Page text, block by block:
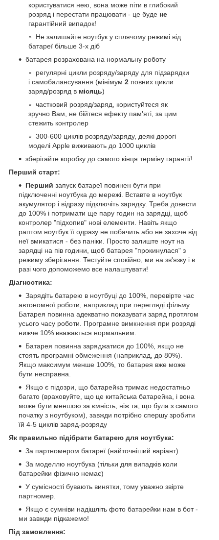
користуватися нею, вона може піти в глибокий
розряд і перестати працювати - це буде не
гарантійний випадок!
Не залишайте ноутбук у сплячому режимі від
батареї більше 3-х діб
батарея розрахована на нормальну роботу
регулярні цикли розряду/заряду для підзарядки
і самобалансування (мінімум 2 повних цикли
заряд/розряд в місяць)
частковий розряд/заряд, користуйтеся як
зручно Вам, не бійтеся ефекту пам'яті, за цим
стежить контролер
300-600 циклів розряду/заряду, деякі дорогі
моделі Apple виживають до 1000 циклів
зберігайте коробку до самого кінця терміну гарантії!
Перший старт:
Перший запуск батареї повинен бути при
підключенні ноутбука до мережі. Вставте в ноутбук
акумулятор і відразу підключіть зарядку. Треба довести
до 100% і потримати ще пару годин на зарядці, щоб
контролер "підхопив" нові елементи. Навіть якщо
раптом ноутбук її одразу не побачить або не захоче від
неї вмикатися - без паніки. Просто залиште ноут на
зарядці на пів години, щоб батарея "прокинулася" з
режиму зберігання. Тестуйте спокійно, ми на зв'язку і в
разі чого допоможемо все налаштувати!
Діагностика:
Зарядіть батарею в ноутбуці до 100%, перевірте час
автономної роботи, наприклад при перегляді фільму.
Батарея повинна адекватно показувати заряд протягом
усього часу роботи. Програмне вимкнення при розряді
нижче 10% вважається нормальним.
Батарея повинна заряджатися до 100%, якщо не
стоять програмні обмеження (наприклад, до 80%).
Якщо максимум менше 100%, то батарея вже може
бути несправна.
Якщо є підозри, що батарейка тримає недостатньо
багато (враховуйте, що це китайська батарейка, і вона
може бути меншою за ємність, ніж та, що була з самого
початку з ноутбуком), завжди потрібно спершу зробити
їй 4-5 циклів заряд-розряду
Як правильно підібрати батарею для ноутбука:
За партномером батареї (найточніший варіант)
За моделлю ноутбука (тільки для випадків коли
батарейки фізично немає)
У сумісності бувають винятки, тому уважно звірте
партномер.
Якщо є сумніви надішліть фото батарейки нам в бот -
ми завжди підкажемо!
Під замовлення: